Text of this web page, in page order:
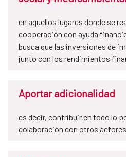
en aquellos lugares donde se
cooperación con ayuda
busca que las inversiones de
junto con los rendimientos
Aportar adicionalidad
es decir, contribuir en todo lo
colaboración con otros